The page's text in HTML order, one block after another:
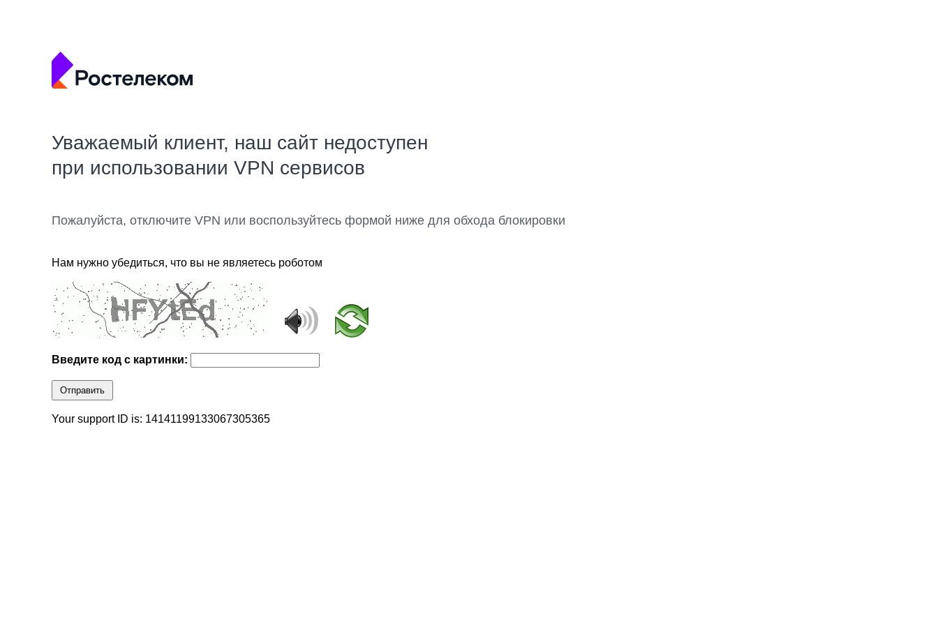
Уважаемый клиент, наш сайт недоступен
при использовании VPN сервисов
Пожалуйста, отключите VPN или воспользуйтесь формой ниже для обхода блокировки
Нам нужно убедиться, что вы не являетесь роботом
Введите код с картинки:
Отправить
Your support ID is: 14141199133067305365